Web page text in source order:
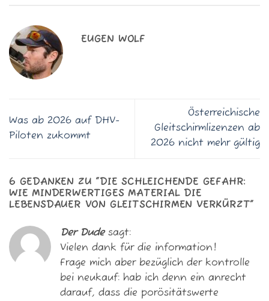
EUGEN WOLF
Was ab 2026 auf DHV-
Piloten zukommt
Österreichische
Gleitschirm­lizenzen ab
2026 nicht mehr gültig
6 GEDANKEN ZU “DIE SCHLEICHENDE GEFAHR:
WIE MINDERWERTIGES MATERIAL DIE
LEBENSDAUER VON GLEITSCHIRMEN VERKÜRZT”
Der Dude sagt:
Vielen dank für die information!
Frage mich aber bezüglich der kontrolle
bei neukauf: hab ich denn ein anrecht
darauf, dass die porösitätswerte